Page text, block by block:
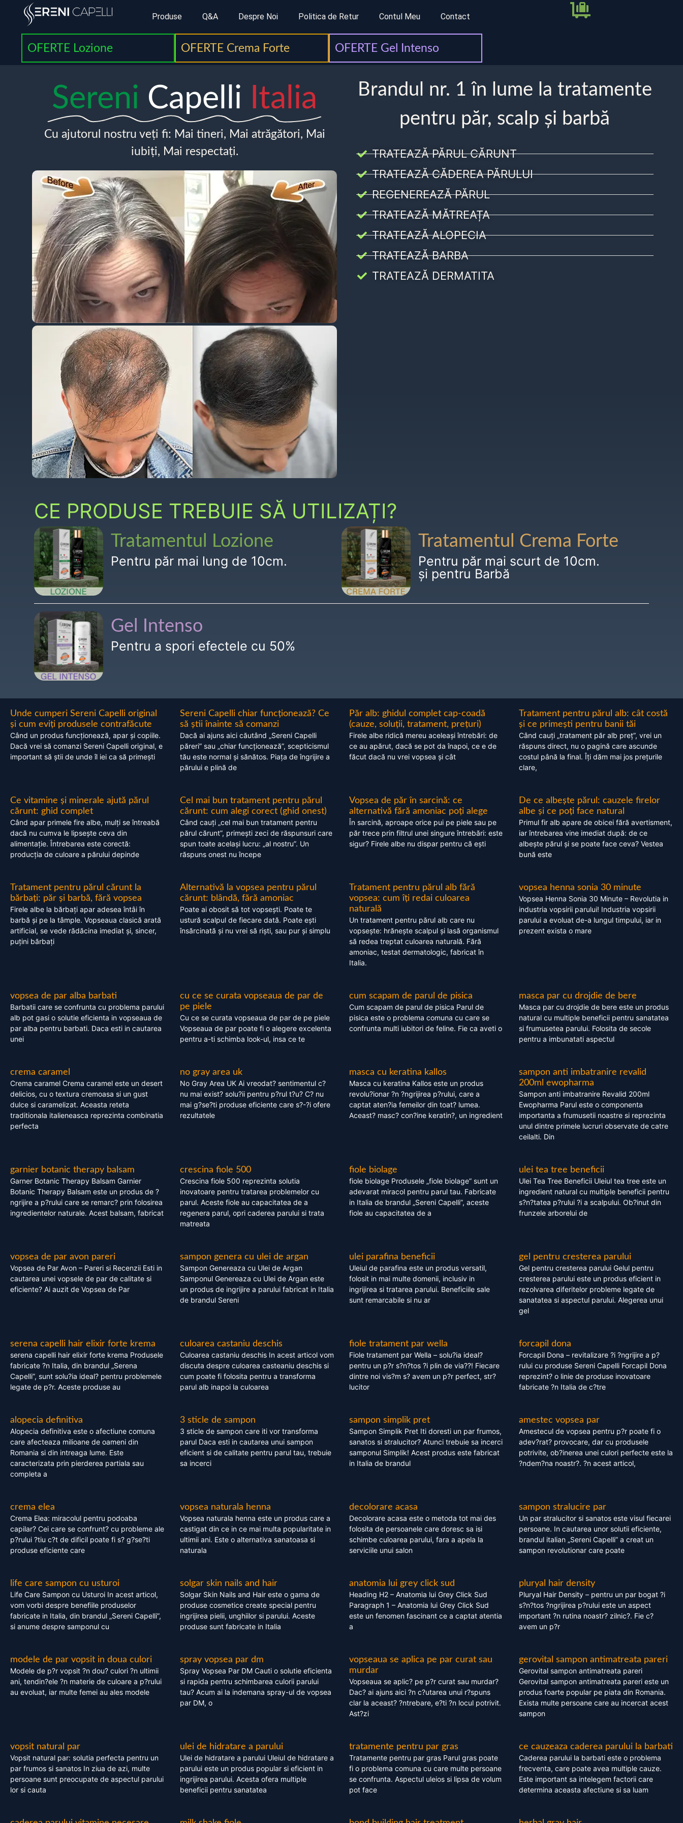
Produse Q&A Despre Noi Politica de Retur Contul Meu Contact
OFERTE Lozione OFERTE Crema Forte OFERTE Gel Intenso
Sereni Capelli Italia
Cu ajutorul nostru veți fi: Mai tineri, Mai atrăgători, Mai
iubiți, Mai respectați.
Brandul nr. 1 în lume la tratamente
pentru păr, scalp și barbă
TRATEAZĂ PĂRUL CĂRUNT
TRATEAZĂ CĂDEREA PĂRULUI
REGENEREAZĂ PĂRUL
TRATEAZĂ MĂTREAȚA
TRATEAZĂ ALOPECIA
TRATEAZĂ BARBA
TRATEAZĂ DERMATITA
CE PRODUSE TREBUIE SĂ UTILIZAȚI?
Tratamentul Lozione
Pentru păr mai lung de 10cm.
Tratamentul Crema Forte
Pentru păr mai scurt de 10cm.
și pentru Barbă
Gel Intenso
Pentru a spori efectele cu 50%
Unde cumperi Sereni Capelli original
și cum eviți produsele contrafăcute
Când un produs funcționează, apar și copiile.
Dacă vrei să comanzi Sereni Capelli original, e
important să știi de unde îl iei ca să primești
Sereni Capelli chiar funcționează? Ce
să știi înainte să comanzi
Dacă ai ajuns aici căutând „Sereni Capelli
păreri” sau „chiar funcționează”, scepticismul
tău este normal și sănătos. Piața de îngrijire a
părului e plină de
Păr alb: ghidul complet cap-coadă
(cauze, soluții, tratament, prețuri)
Firele albe ridică mereu aceleași întrebări: de
ce au apărut, dacă se pot da înapoi, ce e de
făcut dacă nu vrei vopsea și cât
Tratament pentru părul alb: cât costă
și ce primești pentru banii tăi
Când cauți „tratament păr alb preț”, vrei un
răspuns direct, nu o pagină care ascunde
costul până la final. Îți dăm mai jos prețurile
clare,
Ce vitamine și minerale ajută părul
cărunt: ghid complet
Când apar primele fire albe, mulți se întreabă
dacă nu cumva le lipsește ceva din
alimentație. Întrebarea este corectă:
producția de culoare a părului depinde
Cel mai bun tratament pentru părul
cărunt: cum alegi corect (ghid onest)
Când cauți „cel mai bun tratament pentru
părul cărunt”, primești zeci de răspunsuri care
spun toate același lucru: „al nostru”. Un
răspuns onest nu începe
Vopsea de păr în sarcină: ce
alternativă fără amoniac poți alege
În sarcină, aproape orice pui pe piele sau pe
păr trece prin filtrul unei singure întrebări: este
sigur? Firele albe nu dispar pentru că ești
De ce albește părul: cauzele firelor
albe și ce poți face natural
Primul fir alb apare de obicei fără avertisment,
iar întrebarea vine imediat după: de ce
albește părul și se poate face ceva? Vestea
bună este
Tratament pentru părul cărunt la
bărbați: păr și barbă, fără vopsea
Firele albe la bărbați apar adesea întâi în
barbă și pe la tâmple. Vopseaua clasică arată
artificial, se vede rădăcina imediat și, sincer,
puțini bărbați
Alternativă la vopsea pentru părul
cărunt: blândă, fără amoniac
Poate ai obosit să tot vopsești. Poate te
ustură scalpul de fiecare dată. Poate ești
însărcinată și nu vrei să riști, sau pur și simplu
Tratament pentru părul alb fără
vopsea: cum îți redai culoarea
naturală
Un tratament pentru părul alb care nu
vopsește: hrănește scalpul și lasă organismul
să redea treptat culoarea naturală. Fără
amoniac, testat dermatologic, fabricat în
Italia.
vopsea henna sonia 30 minute
Vopsea Henna Sonia 30 Minute – Revolutia in
industria vopsirii parului! Industria vopsirii
parului a evoluat de-a lungul timpului, iar in
prezent exista o mare
vopsea de par alba barbati
Barbatii care se confrunta cu problema parului
alb pot gasi o solutie eficienta in vopseaua de
par alba pentru barbati. Daca esti in cautarea
unei
cu ce se curata vopseaua de par de
pe piele
Cu ce se curata vopseaua de par de pe piele
Vopseaua de par poate fi o alegere excelenta
pentru a-ti schimba look-ul, insa ce te
cum scapam de parul de pisica
Cum scapam de parul de pisica Parul de
pisica este o problema comuna cu care se
confrunta multi iubitori de feline. Fie ca aveti o
masca par cu drojdie de bere
Masca par cu drojdie de bere este un produs
natural cu multiple beneficii pentru sanatatea
si frumusetea parului. Folosita de secole
pentru a imbunatati aspectul
crema caramel
Crema caramel Crema caramel este un desert
delicios, cu o textura cremoasa si un gust
dulce si caramelizat. Aceasta reteta
traditionala italieneasca reprezinta combinatia
perfecta
no gray area uk
No Gray Area UK Ai vreodat? sentimentul c?
nu mai exist? solu?ii pentru p?rul t?u? C? nu
mai g?se?ti produse eficiente care s?-?i ofere
rezultatele
masca cu keratina kallos
Masca cu keratina Kallos este un produs
revolu?ionar ?n ?ngrijirea p?rului, care a
captat aten?ia femeilor din toat? lumea.
Aceast? masc? con?ine keratin?, un ingredient
sampon anti imbatranire revalid
200ml ewopharma
Sampon anti imbatranire Revalid 200ml
Ewopharma Parul este o componenta
importanta a frumusetii noastre si reprezinta
unul dintre primele lucruri observate de catre
ceilalti. Din
garnier botanic therapy balsam
Garner Botanic Therapy Balsam Garnier
Botanic Therapy Balsam este un produs de ?
ngrijire a p?rului care se remarc? prin folosirea
ingredientelor naturale. Acest balsam, fabricat
crescina fiole 500
Crescina fiole 500 reprezinta solutia
inovatoare pentru tratarea problemelor cu
parul. Aceste fiole au capacitatea de a
regenera parul, opri caderea parului si trata
matreata
fiole biolage
fiole biolage Produsele „fiole biolage” sunt un
adevarat miracol pentru parul tau. Fabricate
in Italia de brandul „Sereni Capelli”, aceste
fiole au capacitatea de a
ulei tea tree beneficii
Ulei Tea Tree Beneficii Uleiul tea tree este un
ingredient natural cu multiple beneficii pentru
s?n?tatea p?rului ?i a scalpului. Ob?inut din
frunzele arborelui de
vopsea de par avon pareri
Vopsea de Par Avon – Pareri si Recenzii Esti in
cautarea unei vopsele de par de calitate si
eficiente? Ai auzit de Vopsea de Par
sampon genera cu ulei de argan
Sampon Genereaza cu Ulei de Argan
Samponul Genereaza cu Ulei de Argan este
un produs de ingrijire a parului fabricat in Italia
de brandul Sereni
ulei parafina beneficii
Uleiul de parafina este un produs versatil,
folosit in mai multe domenii, inclusiv in
ingrijirea si tratarea parului. Beneficiile sale
sunt remarcabile si nu ar
gel pentru cresterea parului
Gel pentru cresterea parului Gelul pentru
cresterea parului este un produs eficient in
rezolvarea diferitelor probleme legate de
sanatatea si aspectul parului. Alegerea unui
gel
serena capelli hair elixir forte krema
serena capelli hair elixir forte krema Produsele
fabricate ?n Italia, din brandul „Serena
Capelli”, sunt solu?ia ideal? pentru problemele
legate de p?r. Aceste produse au
culoarea castaniu deschis
Culoarea castaniu deschis In acest articol vom
discuta despre culoarea casteaniu deschis si
cum poate fi folosita pentru a transforma
parul alb inapoi la culoarea
fiole tratament par wella
Fiole tratament par Wella – solu?ia ideal?
pentru un p?r s?n?tos ?i plin de via??! Fiecare
dintre noi vis?m s? avem un p?r perfect, str?
lucitor
forcapil dona
Forcapil Dona – revitalizare ?i ?ngrijire a p?
rului cu produse Sereni Capelli Forcapil Dona
reprezint? o linie de produse inovatoare
fabricate ?n Italia de c?tre
alopecia definitiva
Alopecia definitiva este o afectiune comuna
care afecteaza milioane de oameni din
Romania si din intreaga lume. Este
caracterizata prin pierderea partiala sau
completa a
3 sticle de sampon
3 sticle de sampon care iti vor transforma
parul Daca esti in cautarea unui sampon
eficient si de calitate pentru parul tau, trebuie
sa incerci
sampon simplik pret
Sampon Simplik Pret Iti doresti un par frumos,
sanatos si stralucitor? Atunci trebuie sa incerci
samponul Simplik! Acest produs este fabricat
in Italia de brandul
amestec vopsea par
Amestecul de vopsea pentru p?r poate fi o
adev?rat? provocare, dar cu produsele
potrivite, ob?inerea unei culori perfecte este la
?ndem?na noastr?. ?n acest articol,
crema elea
Crema Elea: miracolul pentru podoaba
capilar? Cei care se confrunt? cu probleme ale
p?rului ?tiu c?t de dificil poate fi s? g?se?ti
produse eficiente care
vopsea naturala henna
Vopsea naturala henna este un produs care a
castigat din ce in ce mai multa popularitate in
ultimii ani. Este o alternativa sanatoasa si
naturala
decolorare acasa
Decolorare acasa este o metoda tot mai des
folosita de persoanele care doresc sa isi
schimbe culoarea parului, fara a apela la
serviciile unui salon
sampon stralucire par
Un par stralucitor si sanatos este visul fiecarei
persoane. In cautarea unor solutii eficiente,
brandul italian „Sereni Capelli” a creat un
sampon revolutionar care poate
life care sampon cu usturoi
Life Care Sampon cu Usturoi In acest articol,
vom vorbi despre benefiile produselor
fabricate in Italia, din brandul „Sereni Capelli”,
si anume despre samponul cu
solgar skin nails and hair
Solgar Skin Nails and Hair este o gama de
produse cosmetice create special pentru
ingrijirea pielii, unghiilor si parului. Aceste
produse sunt fabricate in Italia
anatomia lui grey click sud
Heading H2 – Anatomia lui Grey Click Sud
Paragraph 1 – Anatomia lui Grey Click Sud
este un fenomen fascinant ce a captat atentia
a
pluryal hair density
Pluryal Hair Density – pentru un par bogat ?i
s?n?tos ?ngrijirea p?rului este un aspect
important ?n rutina noastr? zilnic?. Fie c?
avem un p?r
modele de par vopsit in doua culori
Modele de p?r vopsit ?n dou? culori ?n ultimii
ani, tendin?ele ?n materie de culoare a p?rului
au evoluat, iar multe femei au ales modele
spray vopsea par dm
Spray Vopsea Par DM Cauti o solutie eficienta
si rapida pentru schimbarea culorii parului
tau? Acum ai la indemana spray-ul de vopsea
par DM, o
vopseaua se aplica pe par curat sau
murdar
Vopseaua se aplic? pe p?r curat sau murdar?
Dac? ai ajuns aici ?n c?utarea unui r?spuns
clar la aceast? ?ntrebare, e?ti ?n locul potrivit.
Ast?zi
gerovital sampon antimatreata pareri
Gerovital sampon antimatreata pareri
Gerovital sampon antimatreata pareri este un
produs foarte popular pe piata din Romania.
Exista multe persoane care au incercat acest
sampon
vopsit natural par
Vopsit natural par: solutia perfecta pentru un
par frumos si sanatos In ziua de azi, multe
persoane sunt preocupate de aspectul parului
lor si cauta
ulei de hidratare a parului
Ulei de hidratare a parului Uleiul de hidratare a
parului este un produs popular si eficient in
ingrijirea parului. Acesta ofera multiple
beneficii pentru sanatatea
tratamente pentru par gras
Tratamente pentru par gras Parul gras poate
fi o problema comuna cu care multe persoane
se confrunta. Aspectul uleios si lipsa de volum
pot face
ce cauzeaza caderea parului la barbati
Caderea parului la barbati este o problema
frecventa, care poate avea multiple cauze.
Este important sa intelegem factorii care
determina aceasta afectiune si sa luam